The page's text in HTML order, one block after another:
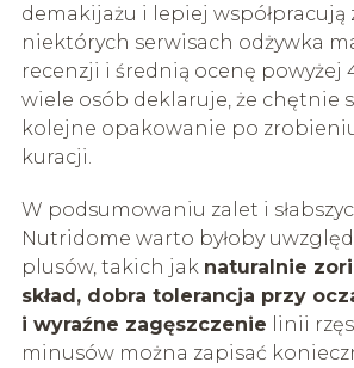
demakijażu i lepiej współpracują
niektórych serwisach odżywka
recenzji i średnią ocenę powyżej
wiele osób deklaruje, że chętnie
kolejne opakowanie po
kuracji.
W podsumowaniu zalet i
Nutridome warto byłoby
plusów, takich jak naturalnie
skład, dobra tolerancja przy
i wyraźne zagęszczenie linii
minusów można zapisać